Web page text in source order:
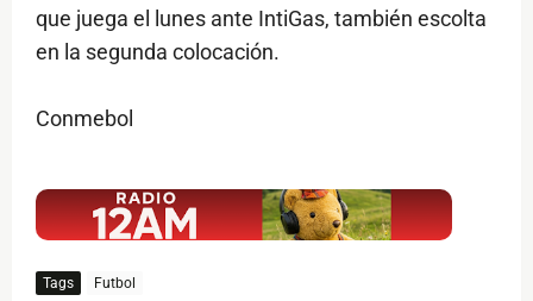
que juega el lunes ante IntiGas, también escolta
en la segunda colocación.
Conmebol
Tags Futbol